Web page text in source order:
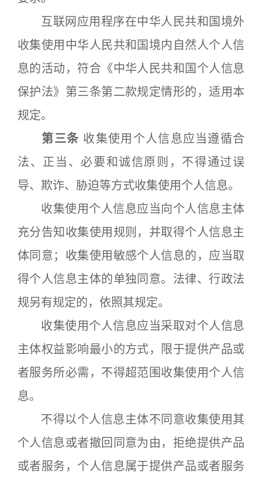
互联网应用程序在中华人民共和国境外
收集使用中华人民共和国境内自然人个人信
息的活动，符合《中华人民共和国个人信息
保护法》第三条第二款规定情形的，适用本
规定。
第三条 收集使用个人信息应当遵循合
法、正当、必要和诚信原则，不得通过误
导、欺诈、胁迫等方式收集使用个人信息。
收集使用个人信息应当向个人信息主体
充分告知收集使用规则，并取得个人信息主
体同意；收集使用敏感个人信息的，应当取
得个人信息主体的单独同意。法律、行政法
规另有规定的，依照其规定。
收集使用个人信息应当采取对个人信息
主体权益影响最小的方式，限于提供产品或
者服务所必需，不得超范围收集使用个人信
息。
不得以个人信息主体不同意收集使用其
个人信息或者撤回同意为由，拒绝提供产品
或者服务，个人信息属于提供产品或者服务